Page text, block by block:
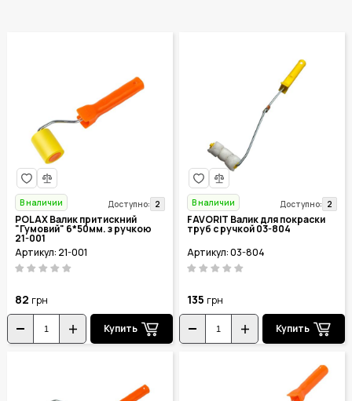
В наличии Доступно: 2
POLAX Валик притискний
"Гумовий" 6*50мм. з ручкою
21-001
Артикул: 21-001
82 грн
Купить
В наличии Доступно: 2
FAVORIT Валик для покраски
труб с ручкой 03-804
Артикул: 03-804
135 грн
Купить